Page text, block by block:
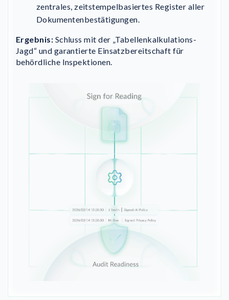
zentrales, zeitstempelbasiertes Register aller
Dokumentenbestätigungen.
Ergebnis: Schluss mit der „Tabellenkalkulations-
Jagd“ und garantierte Einsatzbereitschaft für
behördliche Inspektionen.